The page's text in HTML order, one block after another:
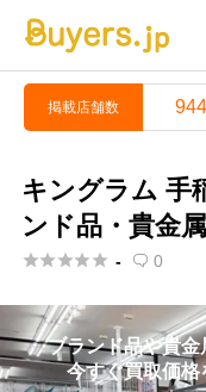
掲載店舗数 944
キングラム 手
ンド品・貴金
 -  0
ブランド品や貴
今すぐ買取価